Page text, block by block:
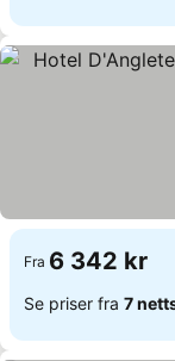
Fra 6 342 kr
Se priser fra 7